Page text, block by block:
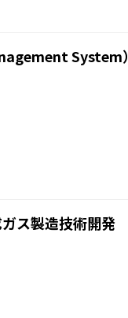
System）
ス製造技術開発